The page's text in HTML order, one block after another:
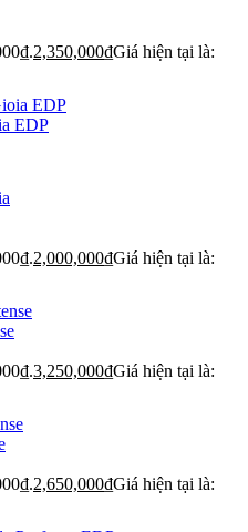
2,350,000₫Giá hiện tại là:
EDP
2,000,000₫Giá hiện tại là:
3,250,000₫Giá hiện tại là:
2,650,000₫Giá hiện tại là: